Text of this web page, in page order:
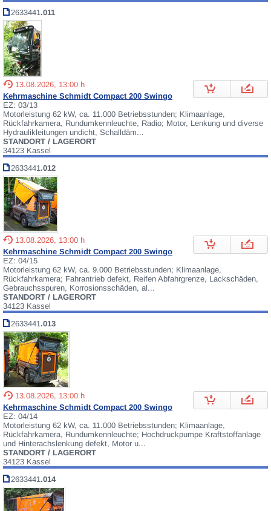
2633441.011
13.08.2026, 13:00 h
Kehrmaschine Schmidt Compact 200 Swingo
EZ: 03/13
Motorleistung 62 kW, ca. 11.000 Betriebsstunden; Klimaanlage,
Rückfahrkamera, Rundumkennleuchte, Radio; Motor, Lenkung und diverse
Hydraulikleitungen undicht, Schalldäm...
STANDORT / LAGERORT
34123 Kassel
2633441.012
13.08.2026, 13:00 h
Kehrmaschine Schmidt Compact 200 Swingo
EZ: 04/15
Motorleistung 62 kW, ca. 9.000 Betriebsstunden; Klimaanlage,
Rückfahrkamera; Fahrantrieb defekt, Reifen Abfahrgrenze, Lackschäden,
Gebrauchsspuren, Korrosionsschäden, al...
STANDORT / LAGERORT
34123 Kassel
2633441.013
13.08.2026, 13:00 h
Kehrmaschine Schmidt Compact 200 Swingo
EZ: 04/14
Motorleistung 62 kW, ca. 11.000 Betriebsstunden; Klimaanlage,
Rückfahrkamera, Rundumkennleuchte; Hochdruckpumpe Kraftstoffanlage
und Hinterachslenkung defekt, Motor u...
STANDORT / LAGERORT
34123 Kassel
2633441.014